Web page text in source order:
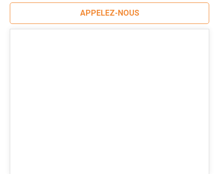
APPELEZ-NOUS